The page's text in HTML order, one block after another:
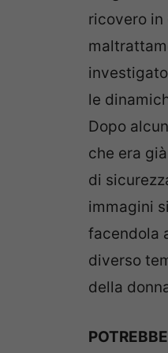
ricovero in
le
Dopo
che era
di
immagini
facendola
diverso
della